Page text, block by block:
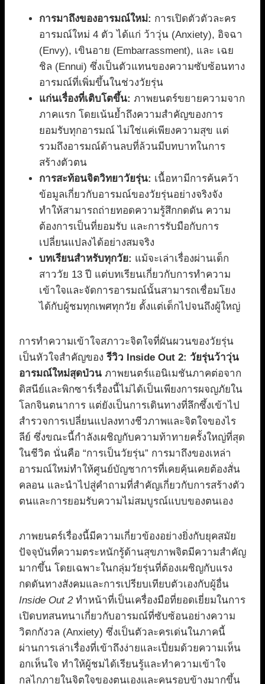
การมาถึงของอารมณ์ใหม่: การเปิดตัวตัวละคร
อารมณ์ใหม่ 4 ตัว ได้แก่ ว้าวุ่น (Anxiety), อิจฉา
(Envy), เขินอาย (Embarrassment), และ เฉย
ชิล (Ennui) ซึ่งเป็นตัวแทนของความซับซ้อนทาง
อารมณ์ที่เพิ่มขึ้นในช่วงวัยรุ่น
แก่นเรื่องที่เติบโตขึ้น: ภาพยนตร์ขยายความจาก
ภาคแรก โดยเน้นย้ำถึงความสำคัญของการ
ยอมรับทุกอารมณ์ ไม่ใช่แค่เพียงความสุข แต่
รวมถึงอารมณ์ด้านลบที่ล้วนมีบทบาทในการ
สร้างตัวตน
การสะท้อนจิตวิทยาวัยรุ่น: เนื้อหามีการค้นคว้า
ข้อมูลเกี่ยวกับอารมณ์ของวัยรุ่นอย่างจริงจัง
ทำให้สามารถถ่ายทอดความรู้สึกกดดัน ความ
ต้องการเป็นที่ยอมรับ และการรับมือกับการ
เปลี่ยนแปลงได้อย่างสมจริง
บทเรียนสำหรับทุกวัย: แม้จะเล่าเรื่องผ่านเด็ก
สาววัย 13 ปี แต่บทเรียนเกี่ยวกับการทำความ
เข้าใจและจัดการอารมณ์นั้นสามารถเชื่อมโยง
ได้กับผู้ชมทุกเพศทุกวัย ตั้งแต่เด็กไปจนถึงผู้ใหญ่
การทำความเข้าใจสภาวะจิตใจที่ผันผวนของวัยรุ่น
เป็นหัวใจสำคัญของรีวิว Inside Out 2: วัยรุ่นว้าวุ่น
อารมณ์ใหม่สุดป่วน ภาพยนตร์แอนิเมชันภาคต่อจาก
ดิสนีย์และพิกซาร์เรื่องนี้ไม่ได้เป็นเพียงการผจญภัยใน
โลกจินตนาการ แต่ยังเป็นการเดินทางที่ลึกซึ้งเข้าไป
สำรวจการเปลี่ยนแปลงทางชีวภาพและจิตใจของไร
ลีย์ ซึ่งขณะนี้กำลังเผชิญกับความท้าทายครั้งใหญ่ที่สุด
ในชีวิต นั่นคือ “การเป็นวัยรุ่น” การมาถึงของเหล่า
อารมณ์ใหม่ทำให้ศูนย์บัญชาการที่เคยคุ้นเคยต้องสั่น
คลอน และนำไปสู่คำถามที่สำคัญเกี่ยวกับการสร้างตัว
ตนและการยอมรับความไม่สมบูรณ์แบบของตนเอง
ภาพยนตร์เรื่องนี้มีความเกี่ยวข้องอย่างยิ่งกับยุคสมัย
ปัจจุบันที่ความตระหนักรู้ด้านสุขภาพจิตมีความสำคัญ
มากขึ้น โดยเฉพาะในกลุ่มวัยรุ่นที่ต้องเผชิญกับแรง
กดดันทางสังคมและการเปรียบเทียบตัวเองกับผู้อื่น
Inside Out 2ทำหน้าที่เป็นเครื่องมือที่ยอดเยี่ยมในการ
เปิดบทสนทนาเกี่ยวกับอารมณ์ที่ซับซ้อนอย่างความ
วิตกกังวล (Anxiety) ซึ่งเป็นตัวละครเด่นในภาคนี้
ผ่านการเล่าเรื่องที่เข้าถึงง่ายและเปี่ยมด้วยความเห็น
อกเห็นใจ ทำให้ผู้ชมได้เรียนรู้และทำความเข้าใจ
กลไกภายในจิตใจของตนเองและคนรอบข้างมากขึ้น